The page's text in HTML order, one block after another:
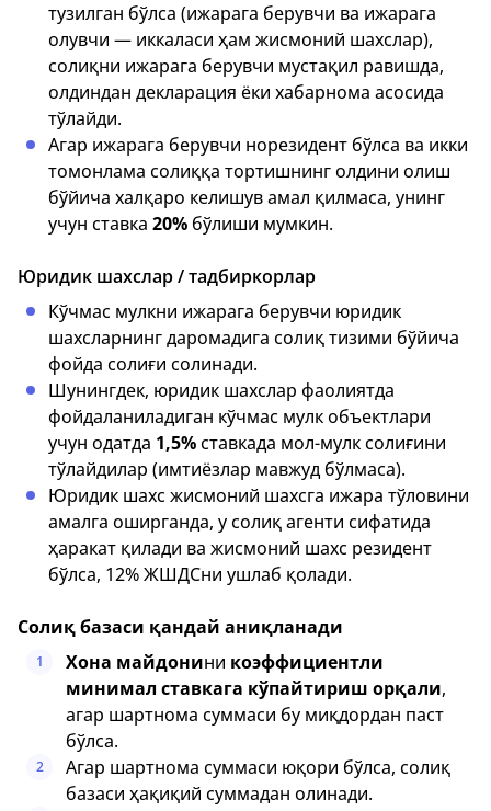
тузилган бўлса (ижарага берувчи ва ижарага
олувчи — иккаласи ҳам жисмоний шахслар),
солиқни ижарага берувчи мустақил равишда,
олдиндан декларация ёки хабарнома асосида
тўлайди.
Агар ижарага берувчи норезидент бўлса ва икки
томонлама солиққа тортишнинг олдини олиш
бўйича халқаро келишув амал қилмаса, унинг
учун ставка 20%бўлиши мумкин.
Юридик шахслар / тадбиркорлар
Кўчмас мулкни ижарага берувчи юридик
шахсларнинг даромадига солиқ тизими бўйича
фойда солиғи солинади.
Шунингдек, юридик шахслар фаолиятда
фойдаланиладиган кўчмас мулк объектлари
учун одатда 1,5%ставкада мол-мулк солиғини
тўлайдилар (имтиёзлар мавжуд бўлмаса).
Юридик шахс жисмоний шахсга ижара тўловини
амалга оширганда, у солиқ агенти сифатида
ҳаракат қилади ва жисмоний шахс резидент
бўлса, 12% ЖШДСни ушлаб қолади.
Солиқ базаси қандай аниқланади
1 Хона майдонини коэффициентли
минимал ставкага кўпайтириш орқали,
агар шартнома суммаси бу миқдордан паст
бўлса.
2
Агар шартнома суммаси юқори бўлса, солиқ
базаси ҳақиқий суммадан олинади.